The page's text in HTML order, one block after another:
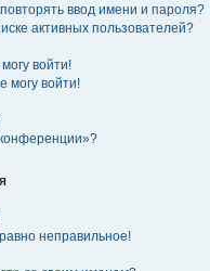
ввод имени и пароля?
активных пользователей?
войти!
могу войти!
неправильное!